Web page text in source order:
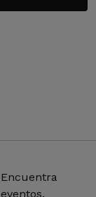
Encuentra